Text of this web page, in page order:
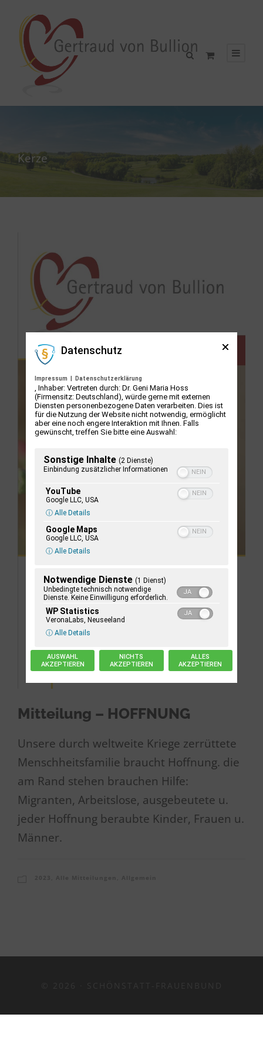
Kerze
Mitteilung – HOFFNUNG
Unsere durch weltweite Kriege zerrüttete
Menschheitsfamilie braucht Hoffnung. die
am Rand stehen brauchen Hilfe:
Migranten, Arbeitslose, ausgebeutete u.
jeder Hoffnung beraubte Kinder, Frauen u.
Männer.
Datenschutz
Impressum Datenschutzerklärung
, Inhaber: Vertreten durch: Dr. Geni Maria Hoss
(Firmensitz: Deutschland), würde gerne mit externen
Diensten personenbezogene Daten verarbeiten. Dies ist
für die Nutzung der Website nicht notwendig, ermöglicht
aber eine noch engere Interaktion mit Ihnen. Falls
gewünscht, treffen Sie bitte eine Auswahl:
Sonstige Inhalte (2 Dienste)
Einbindung zusätzlicher Informationen
YouTube
Google LLC, USA
ⓘ Alle Details
Google Maps
Google LLC, USA
ⓘ Alle Details
Notwendige Dienste (1 Dienst)
Unbedingte technisch notwendige
Dienste. Keine Einwilligung erforderlich.
WP Statistics
VeronaLabs, Neuseeland
ⓘ Alle Details
AUSWAHL
AKZEPTIEREN
NICHTS
AKZEPTIEREN
ALLES
AKZEPTIEREN